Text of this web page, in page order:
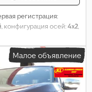
регистрация:
, конфигурация осей:4x2
передач:2,
мм, общая ширина:
грузового отсека:
1 640 мм , высота
2016, Оборудование:
Малое объявление